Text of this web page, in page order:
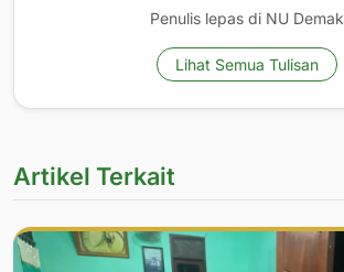
Penulis lepas di NU Demak
Lihat Semua Tulisan
Artikel Terkait